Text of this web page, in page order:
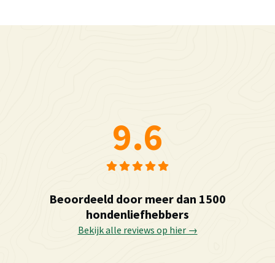
9.6
Beoordeeld door meer dan 1500
hondenliefhebbers
Bekijk alle reviews op hier →